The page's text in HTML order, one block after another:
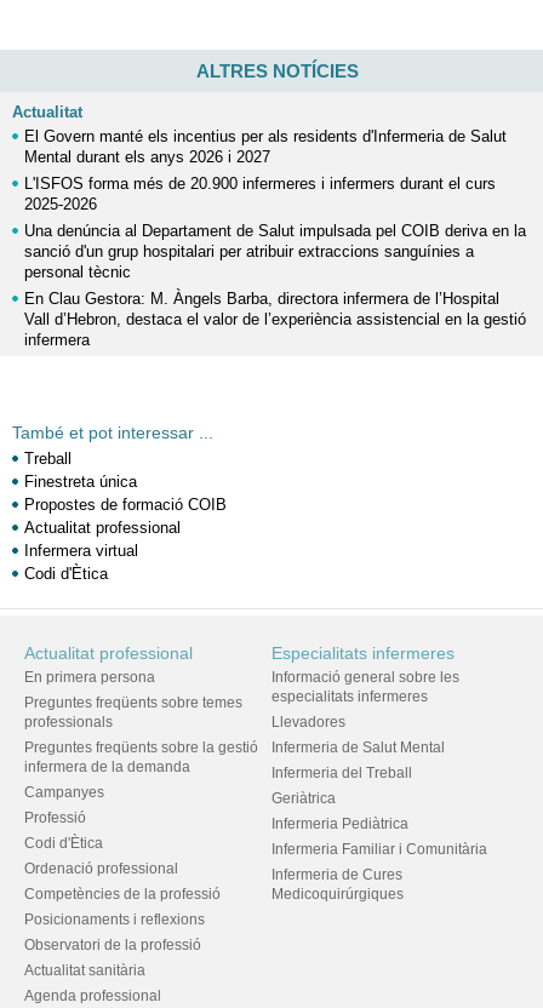
ALTRES NOTÍCIES
Actualitat
El Govern manté els incentius per als residents d'Infermeria de Salut
Mental durant els anys 2026 i 2027
L'ISFOS forma més de 20.900 infermeres i infermers durant el curs
2025-2026
Una denúncia al Departament de Salut impulsada pel COIB deriva en la
sanció d'un grup hospitalari per atribuir extraccions sanguínies a
personal tècnic
En Clau Gestora: M. Àngels Barba, directora infermera de l’Hospital
Vall d’Hebron, destaca el valor de l’experiència assistencial en la gestió
infermera
També et pot interessar ...
Treball
Finestreta única
Propostes de formació COIB
Actualitat professional
Infermera virtual
Codi d'Ètica
Actualitat professional
En primera persona
Preguntes freqüents sobre temes
professionals
Preguntes freqüents sobre la gestió
infermera de la demanda
Campanyes
Professió
Codi d'Ètica
Ordenació professional
Competències de la professió
Posicionaments i reflexions
Observatori de la professió
Actualitat sanitària
Agenda professional
Especialitats infermeres
Informació general sobre les
especialitats infermeres
Llevadores
Infermeria de Salut Mental
Infermeria del Treball
Geriàtrica
Infermeria Pediàtrica
Infermeria Familiar i Comunitària
Infermeria de Cures
Medicoquirúrgiques